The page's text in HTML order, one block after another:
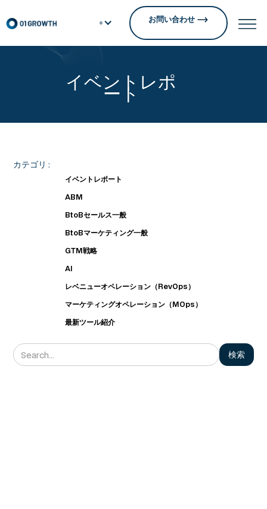
お問い合わせ
イベントレポ
ート
カテゴリ :
イベントレポート
ABM
BtoBセールス一般
BtoBマーケティング一般
GTM戦略
AI
レベニューオペレーション（RevOps）
マーケティングオペレーション（MOps）
最新ツール紹介